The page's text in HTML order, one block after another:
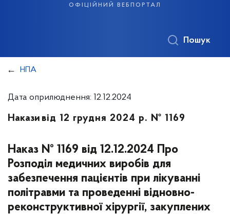
офіційний вебпортал
Пошук
НПА
Дата оприлюднення: 12.12.2024
Накази від 12 грудня 2024 р. № 1169
Наказ № 1169 від 12.12.2024 Про
Розподіл медичних виробів для
забезпечення пацієнтів при лікуванні
політравми та проведенні відновно-
реконструктивної хірургії, закуплених